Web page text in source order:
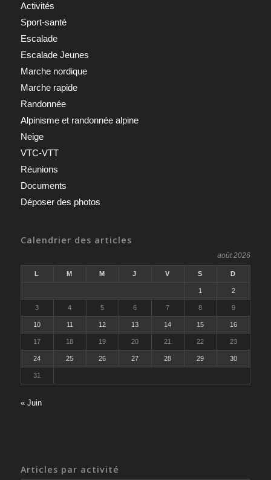
Activités
Sport-santé
Escalade
Escalade Jeunes
Marche nordique
Marche rapide
Randonnée
Alpinisme et randonnée alpine
Neige
VTC-VTT
Réunions
Documents
Déposer des photos
Calendrier des articles
août 2026
L M M J V S D
1 2
3 4 5 6 7 8 9
10 11 12 13 14 15 16
17 18 19 20 21 22 23
24 25 26 27 28 29 30
31
« Juin
Articles par activité